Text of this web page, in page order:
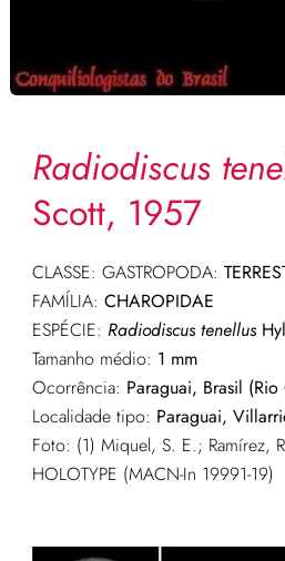
Radiodiscus
Scott, 1957
CLASSE: GASTROPODA:
FAMÍLIA: CHAROPIDAE
ESPÉCIE: Radiodiscus tenellus
Tamanho médio: 1 mm
Ocorrência: Paraguai, Brasil
Localidade tipo: Paraguai,
Foto: (1) Miquel, S. E.; Ramírez,
HOLOTYPE (MACN-In 19991-19)